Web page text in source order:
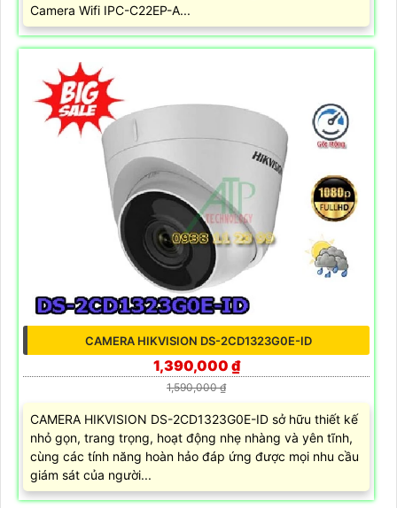
Camera Wifi IPC-C22EP-A...
CAMERA HIKVISION DS-2CD1323G0E-ID
1,390,000 ₫
1,590,000 ₫
CAMERA HIKVISION DS-2CD1323G0E-ID sở hữu thiết kế
nhỏ gọn, trang trọng, hoạt động nhẹ nhàng và yên tĩnh,
cùng các tính năng hoàn hảo đáp ứng được mọi nhu cầu
giám sát của người...